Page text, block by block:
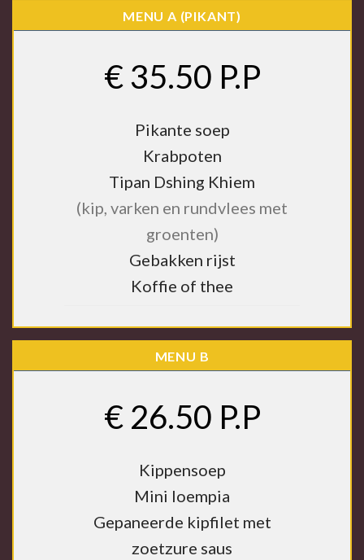
MENU A (PIKANT)
€ 35.50 P.P
Pikante soep
Krabpoten
Tipan Dshing Khiem
(kip, varken en rundvlees met
groenten)
Gebakken rijst
Koffie of thee
MENU B
€ 26.50 P.P
Kippensoep
Mini loempia
Gepaneerde kipfilet met
zoetzure saus